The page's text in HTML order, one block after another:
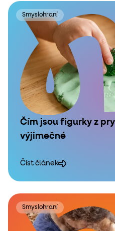
Smyslohraní
Čím jsou figurky z
výjimečné
Číst článek
Smyslohraní